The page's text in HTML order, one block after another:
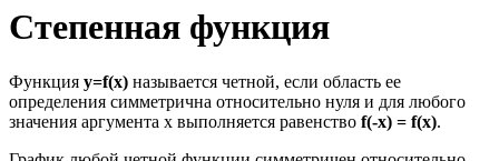
Степенная функция
Функция у=f(x) называется четной, если область ее
определения симметрична относительно нуля и для любого
значения аргумента х выполняется равенство f(-x) = f(x).